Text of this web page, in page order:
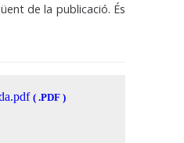
de la publicació. És
( .PDF )